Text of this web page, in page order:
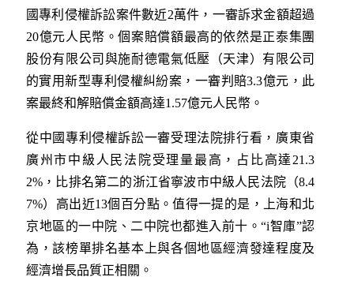
國專利侵權訴訟案件數近2萬件，一審訴求金額超過
20億元人民幣。個案賠償額最高的依然是正泰集團
股份有限公司與施耐德電氣低壓（天津）有限公司
的實用新型專利侵權糾紛案，一審判賠3.3億元，此
案最終和解賠償金額高達1.57億元人民幣。
從中國專利侵權訴訟一審受理法院排行看，廣東省
廣州市中級人民法院受理量最高，占比高達21.3
2%，比排名第二的浙江省寧波市中級人民法院（8.4
7%）高出近13個百分點。值得一提的是，上海和北
京地區的一中院、二中院也都進入前十。“i智庫”認
為，該榜單排名基本上與各個地區經濟發達程度及
經濟增長品質正相關。